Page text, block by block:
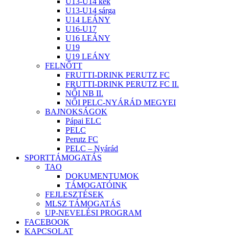
U13-U14 sárga
U14 LEÁNY
U16-U17
U16 LEÁNY
U19
U19 LEÁNY
FELNŐTT
FRUTTI-DRINK PERUTZ FC
FRUTTI-DRINK PERUTZ FC II.
NŐI NB II.
NŐI PELC-NYÁRÁD MEGYEI
BAJNOKSÁGOK
Pápai ELC
PELC
Perutz FC
PELC – Nyárád
SPORTTÁMOGATÁS
TAO
DOKUMENTUMOK
TÁMOGATÓINK
FEJLESZTÉSEK
MLSZ TÁMOGATÁS
UP-NEVELÉSI PROGRAM
FACEBOOK
KAPCSOLAT